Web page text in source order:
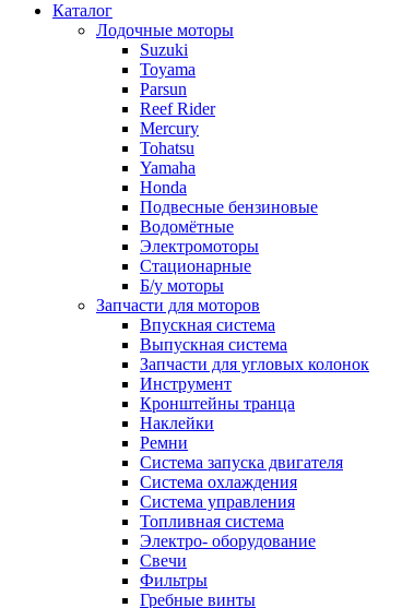
Каталог
Лодочные моторы
Suzuki
Toyama
Parsun
Reef Rider
Mercury
Tohatsu
Yamaha
Honda
Подвесные бензиновые
Водомётные
Электромоторы
Стационарные
Б/у моторы
Запчасти для моторов
Впускная система
Выпускная система
Запчасти для угловых колонок
Инструмент
Кронштейны транца
Наклейки
Ремни
Система запуска двигателя
Система охлаждения
Система управления
Топливная система
Электро- оборудование
Свечи
Фильтры
Гребные винты